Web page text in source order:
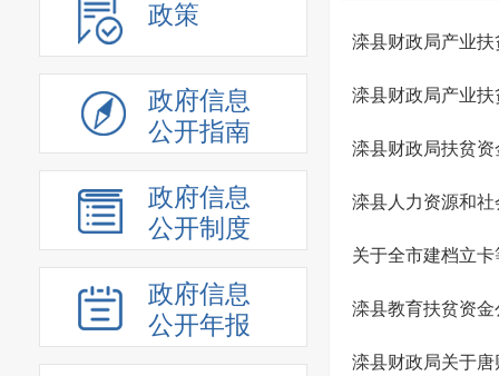
政策
政府信息
公开指南
政府信息
公开制度
政府信息
公开年报
滦县财政局产业
滦县财政局产业
滦县财政局扶贫
滦县人力资源和
关于全市建档立
滦县教育扶贫资
滦县财政局关于唐